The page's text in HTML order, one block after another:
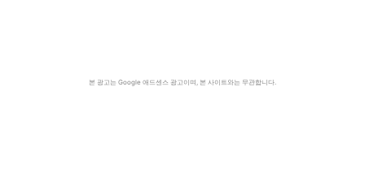
본 광고는 Google 애드센스 광고이며, 본 사이트와는 무관합니다.